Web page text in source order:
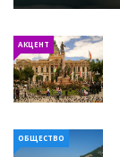
АКЦЕНТ
ОБЩЕСТВО